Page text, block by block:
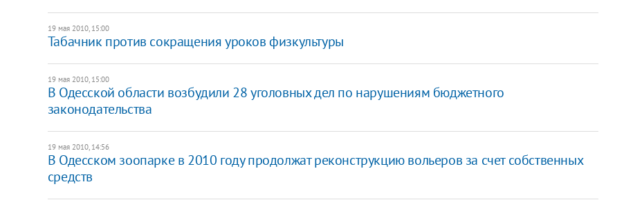
19 мая 2010, 15:00
Табачник против сокращения уроков физкультуры
19 мая 2010, 15:00
В Одесской области возбудили 28 уголовных дел по нарушениям бюджетного
законодательства
19 мая 2010, 14:56
В Одесском зоопарке в 2010 году продолжат реконструкцию вольеров за счет собственных
средств